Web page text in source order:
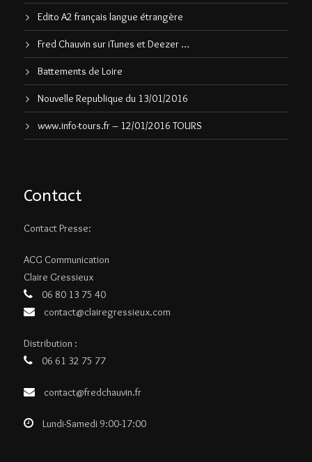
Edito A2 français langue étrangère
Fred Chauvin sur iTunes et Deezer …
Battements de Loire
Nouvelle Republique du 13/01/2016
www.info-tours.fr – 12/01/2016 TOURS
Contact
Contact Presse:
ACG Communication
Claire Gressieux
06 80 13 75 40
contact@clairegressieux.com
Distribution :
06 61 32 75 77
contact@fredchauvin.fr
Lundi-Samedi 9:00-17:00